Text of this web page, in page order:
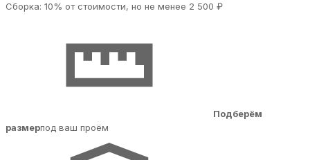
Сборка: 10% от стоимости, но не менее 2 500 ₽
Подберём
размерпод ваш проём